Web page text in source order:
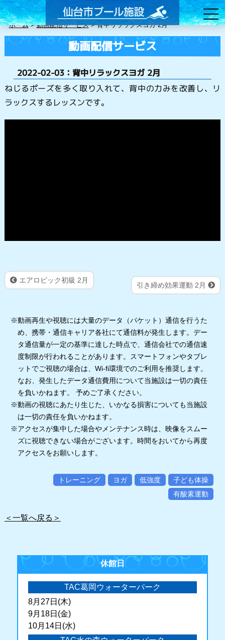
ホーム>動画配信サービス>背中リラックスヨガ 2月
動画配信サービス
2022-02-03：背中リラックスヨガ 2月
ねじるポーズを多く取り入れて、背中の力みを改善し、リ
ラックスするレッスンです。
エアロビック初級 2月
引き締め効果運動 2月
※動画再生や視聴には大量のデータ（パケット）通信を行うた
め、携帯・通信キャリア各社にて通信料が発生します。デー
タ通信量が一定の基準に達した時点で、通信会社での通信速
度制限が行われることがあります。スマートフォンやタブレ
ットでご視聴の場合は、Wi-fi環境でのご利用を推奨します。
なお、発生したデータ通信費用について当施設は一切の責任
を負いかねます。 予めご了承ください。
※動画の視聴にあたり生じた、いかなる損害についても当施設
は一切の責任を負いかねます。
※アクセスが集中した場合やメンテナンス時は、映像をスムー
ズに視聴できない場合がございます。時間をおいてから再度
アクセスをお願いします。
トレーニング ヨガ 低強度
子ども体操
有酸素運動
＜一覧へ戻る＞
休館日
TAC葛岡ウォーターパーク
8月27日(木)
9月18日(金)
10月14日(水)